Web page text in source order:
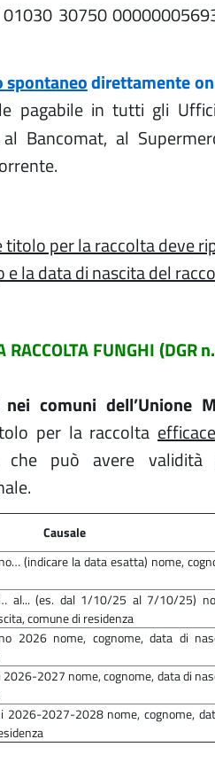
30750
spontaneodirettamente
pagabile in tutti gli
Bancomat, al
per la raccolta deve
la data di nascita del
RACCOLTA FUNGHI (DGR
comuni dell’Unione
per la raccolta
può avere validità
Causale
(indicare la data esatta) nome,
al... (es. dal 1/10/25 al 7/10/25)
comune di residenza
2026 nome, cognome, data di
2027 nome, cognome, data di
2026-2027-2028 nome, cognome,